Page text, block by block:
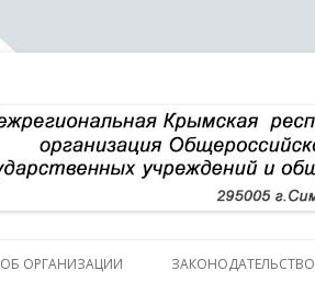
ОБ ОРГАНИЗАЦИИ ЗАКОНОДАТЕЛЬСТВО